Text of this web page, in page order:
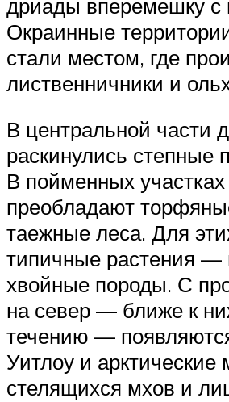
дриады вперемешку с
Окраинные
стали местом, где
лиственничники и
В центральной части
раскинулись степные
В пойменных участках
преобладают
таежные леса. Для
типичные растения —
хвойные породы. С
на север — ближе к
течению —
Уитлоу и арктические
стелящихся мхов и